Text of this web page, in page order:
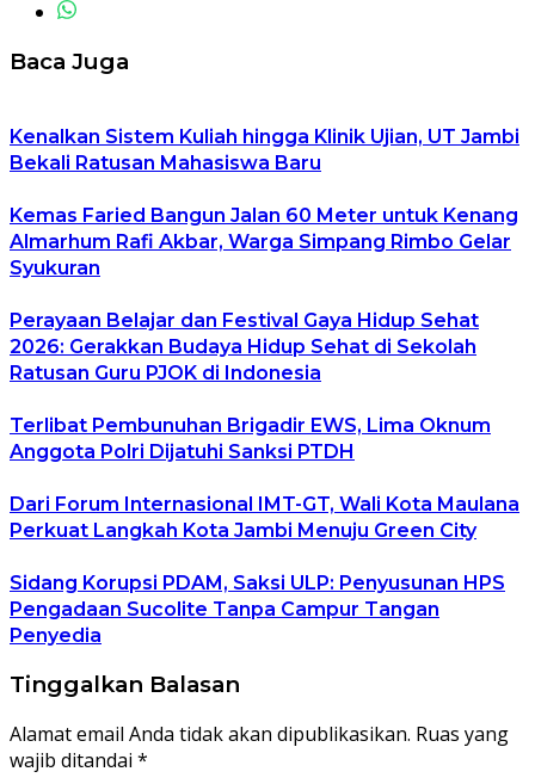
Baca Juga
Kenalkan Sistem Kuliah hingga Klinik Ujian, UT Jambi
Bekali Ratusan Mahasiswa Baru
Kemas Faried Bangun Jalan 60 Meter untuk Kenang
Almarhum Rafi Akbar, Warga Simpang Rimbo Gelar
Syukuran
Perayaan Belajar dan Festival Gaya Hidup Sehat
2026: Gerakkan Budaya Hidup Sehat di Sekolah
Ratusan Guru PJOK di Indonesia
Terlibat Pembunuhan Brigadir EWS, Lima Oknum
Anggota Polri Dijatuhi Sanksi PTDH
Dari Forum Internasional IMT-GT, Wali Kota Maulana
Perkuat Langkah Kota Jambi Menuju Green City
Sidang Korupsi PDAM, Saksi ULP: Penyusunan HPS
Pengadaan Sucolite Tanpa Campur Tangan
Penyedia
Tinggalkan Balasan
Alamat email Anda tidak akan dipublikasikan. Ruas yang
wajib ditandai *